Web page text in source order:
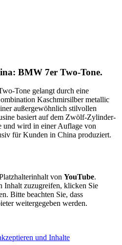
BMW 7er Two-Tone.
Tone gelangt durch eine
Kaschmirsilber metallic
außergewöhnlich stilvollen
basiert auf dem Zwölf-Zylinder-
wird in einer Auflage von
für Kunden in China produziert.
von YouTube.
Inhalt zuzugreifen, klicken Sie
Bitte beachten Sie, dass
weitergegeben werden.
und Inhalte